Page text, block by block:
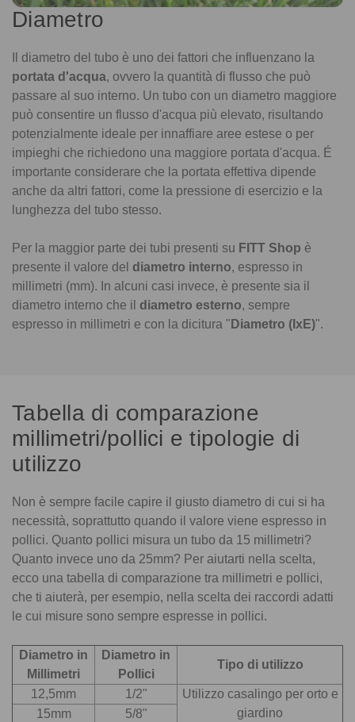
Diametro
Il diametro del tubo è uno dei fattori che influenzano la
portata d'acqua, ovvero la quantità di flusso che può
passare al suo interno. Un tubo con un diametro maggiore
può consentire un flusso d'acqua più elevato, risultando
potenzialmente ideale per innaffiare aree estese o per
impieghi che richiedono una maggiore portata d'acqua. É
importante considerare che la portata effettiva dipende
anche da altri fattori, come la pressione di esercizio e la
lunghezza del tubo stesso.
Per la maggior parte dei tubi presenti su FITT Shop è
presente il valore del diametro interno, espresso in
millimetri (mm). In alcuni casi invece, è presente sia il
diametro interno che il diametro esterno, sempre
espresso in millimetri e con la dicitura " Diametro (IxE)".
Tabella di comparazione
millimetri/pollici e tipologie di
utilizzo
Non è sempre facile capire il giusto diametro di cui si ha
necessità, soprattutto quando il valore viene espresso in
pollici. Quanto pollici misura un tubo da 15 millimetri?
Quanto invece uno da 25mm? Per aiutarti nella scelta,
ecco una tabella di comparazione tra millimetri e pollici,
che ti aiuterà, per esempio, nella scelta dei raccordi adatti
le cui misure sono sempre espresse in pollici.
Diametro in
Millimetri
Diametro in
Pollici
Tipo di utilizzo
12,5mm 1/2"
Utilizzo casalingo per orto e
giardino
15mm
5/8"